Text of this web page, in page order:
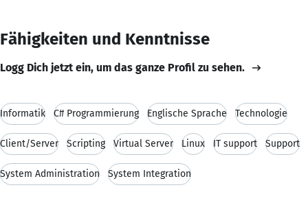
Fähigkeiten und Kenntnisse
Logg Dich jetzt ein, um das ganze Profil zu sehen.
Informatik C# Programmierung Englische Sprache Technologie
Client/Server Scripting Virtual Server Linux IT support Support
System Administration System Integration